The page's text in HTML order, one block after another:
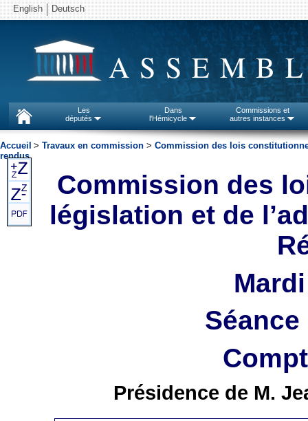
English Deutsch
Les
députés
Dans
l'Hémicycle
Commissions et
autres instances
Accueil > Travaux en commission > Commission des lois
rendus
Commission des
législation et de
Présidence de M.